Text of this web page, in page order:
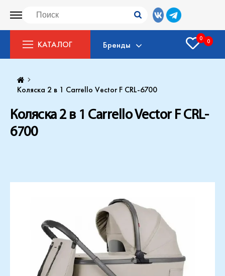
КАТАЛОГ Бренды
0 0
Коляска 2 в 1 Carrello Vector F CRL-6700
Коляска 2 в 1 Carrello Vector F CRL-
6700